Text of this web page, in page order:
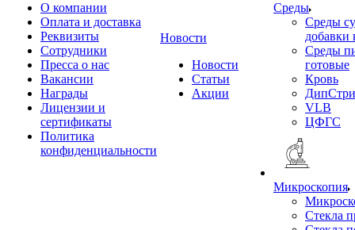
О компании
Оплата и доставка
Реквизиты
Сотрудники
Пресса о нас
Вакансии
Награды
Лицензии и
сертификаты
Политика
конфиденциальности
Новости
Новости
Статьи
Акции
Среды
Среды
добавки
Среды
готовые
Кровь
VLB
ЦФГС
Микроскопия
Стекла